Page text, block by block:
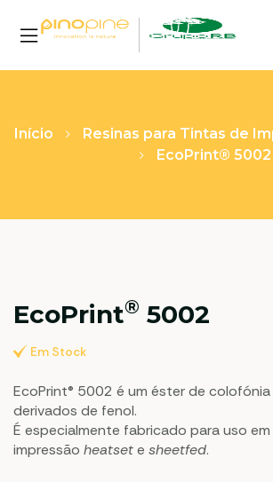
Início
Resinas para Tintas de
EcoPrint® 5002
EcoPrint® 5002
Em Stock
EcoPrint® 5002 é um éster de
derivados de fenol.
É especialmente fabricado para uso
impressão heatsete sheetfed.